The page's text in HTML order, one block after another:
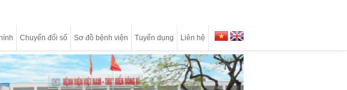
Chuyển đổi số Sơ đồ bệnh viện Tuyển dụng Liên hệ